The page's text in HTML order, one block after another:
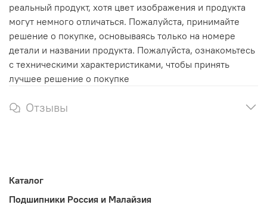
реальный продукт, хотя цвет изображения и продукта
могут немного отличаться. Пожалуйста, принимайте
решение о покупке, основываясь только на номере
детали и названии продукта. Пожалуйста, ознакомьтесь
с техническими характеристиками, чтобы принять
лучшее решение о покупке
Отзывы
Каталог
Подшипники Россия и Малайзия